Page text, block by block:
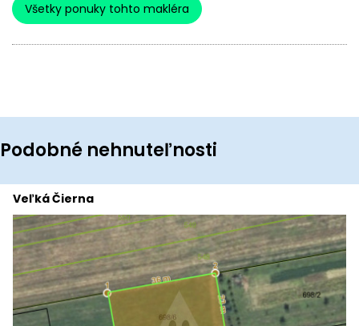
Všetky ponuky tohto makléra
Podobné nehnuteľnosti
Veľká Čierna